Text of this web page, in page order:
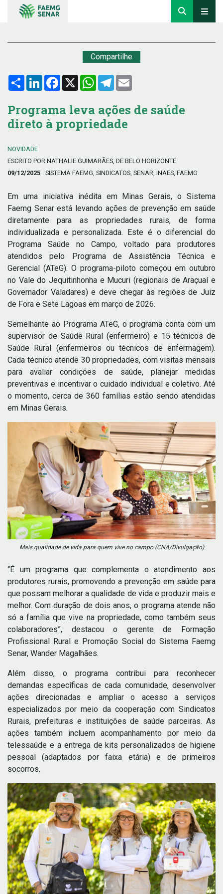
Compartilhe
Compartilhar
LinkedInFacebook
X WhatsApp
Telegram
Programa leva ações de saúde
direto à propriedade
NOVIDADE
ESCRITO POR NATHALIE GUIMARÃES, DE BELO HORIZONTE
09/12/2025 . SISTEMA FAEMG, SINDICATOS, SENAR, INAES, FAEMG
Em uma iniciativa inédita em Minas Gerais, o Sistema
Faemg Senar está levando ações de prevenção em saúde
diretamente para as propriedades rurais, de forma
individualizada e personalizada. Este é o diferencial do
Programa Saúde no Campo, voltado para produtores
atendidos pelo Programa de Assistência Técnica e
Gerencial (ATeG). O programa-piloto começou em outubro
no Vale do Jequitinhonha e Mucuri (regionais de Araçuaí e
Governador Valadares) e deve chegar às regiões de Juiz
de Fora e Sete Lagoas em março de 2026.
Semelhante ao Programa ATeG, o programa conta com um
supervisor de Saúde Rural (enfermeiro) e 15 técnicos de
Saúde Rural (enfermeiros ou técnicos de enfermagem).
Cada técnico atende 30 propriedades, com visitas mensais
para avaliar condições de saúde, planejar medidas
preventivas e incentivar o cuidado individual e coletivo. Até
o momento, cerca de 360 famílias estão sendo atendidas
em Minas Gerais.
Mais qualidade de vida para quem vive no campo (CNA/Divulgação)
“É um programa que complementa o atendimento aos
produtores rurais, promovendo a prevenção em saúde para
que possam melhorar a qualidade de vida e produzir mais e
melhor. Com duração de dois anos, o programa atende não
só a família que vive na propriedade, como também seus
colaboradores”, destacou o gerente de Formação
Profissional Rural e Promoção Social do Sistema Faemg
Senar, Wander Magalhães.
Além disso, o programa contribui para reconhecer
demandas específicas de cada comunidade, desenvolver
ações direcionadas e ampliar o acesso a serviços
especializados por meio da cooperação com Sindicatos
Rurais, prefeituras e instituições de saúde parceiras. As
ações também incluem acompanhamento por meio da
telessaúde e a entrega de kits personalizados de higiene
pessoal (adaptados por faixa etária) e de primeiros
socorros.